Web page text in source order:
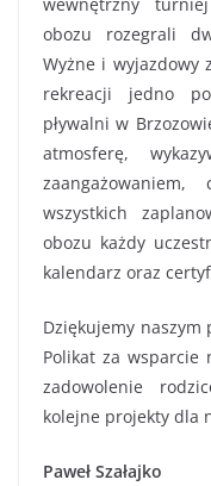
wewnętrzny
obozu rozegrali
Wyżne i wyjazdowy
rekreacji jedno
pływalni w
atmosferę,
wszystkich
obozu każdy
kalendarz oraz
Dziękujemy naszym
Polikat za wsparcie
zadowolenie
kolejne projekty dla
Paweł Szałajko